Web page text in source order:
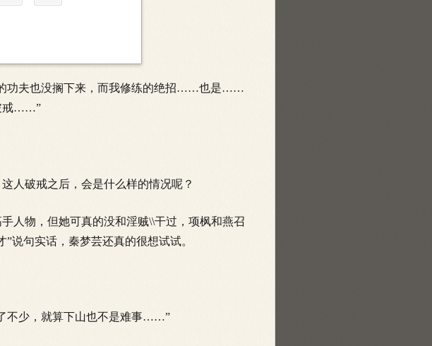
功夫也没搁下来，而我修练的绝招……也是……
戒……”
破戒之后，会是什么样的情况呢？
物，但她可真的没和淫贼\\干过，项枫和燕召
说句实话，秦梦芸还真的很想试试。
不少，就算下山也不是难事……”